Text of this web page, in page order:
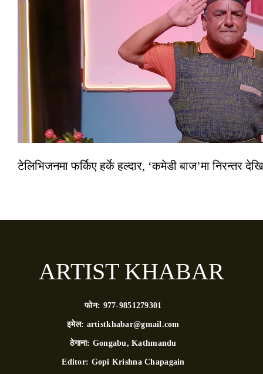
टेलिभिजनमा फर्किए हर्के हल्दार, ‘कमेडी बाज’मा निरन्तर
ARTIST KHABAR
फोन: 977-9851279301
इमेल: artistkhabar@gmail.com
ठेगाना: Gongabu, Kathmandu
Editor: Gopi Krishna Chapagain